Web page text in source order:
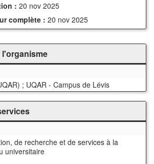
: 20 nov 2025
complète : 20 nov 2025
; UQAR - Campus de Lévis
de recherche et de services à la
universitaire